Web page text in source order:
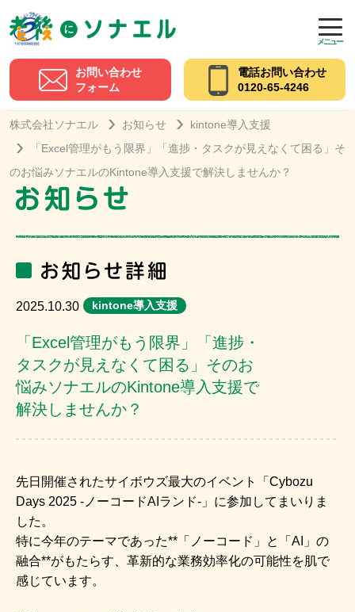
メニュー
お問い合わせ
フォーム
電話お問い合わせ
0120-65-4246
株式会社ソナエル お知らせ
kintone導入支援
「Excel管理がもう限界」「進捗・タスクが見えなくて困る」そ
のお悩みソナエルのKintone導入支援で解決しませんか？
kintone導入支援
2025.10.30
「Excel管理がもう限界」「進捗・
タスクが見えなくて困る」そのお
悩みソナエルのKintone導入支援で
解決しませんか？
先日開催されたサイボウズ最大のイベント「Cybozu
Days 2025 -ノーコードAIランド-」に参加してまいりま
した。
特に今年のテーマであった**「ノーコード」と「AI」の
融合**がもたらす、革新的な業務効率化の可能性を肌で
感じています。